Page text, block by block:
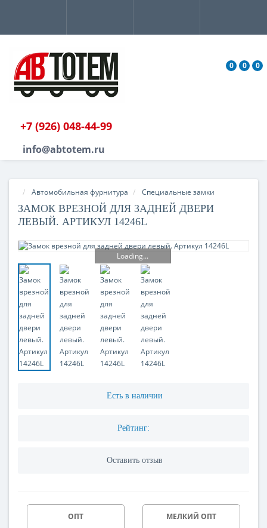
0 0 0
+7 (926) 048-44-99
info@abtotem.ru
Автомобильная фурнитура Специальные замки
ЗАМОК ВРЕЗНОЙ ДЛЯ ЗАДНЕЙ ДВЕРИ
ЛЕВЫЙ. АРТИКУЛ 14246L
Loading...
Есть в наличии
Рейтинг:
Оставить отзыв
ОПТ МЕЛКИЙ ОПТ